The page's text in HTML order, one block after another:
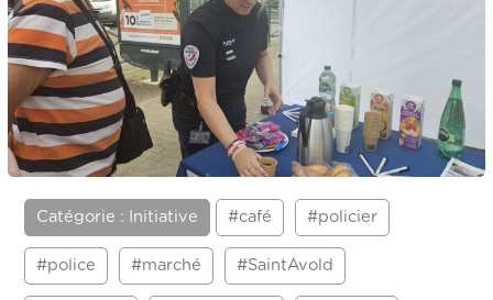
Catégorie : Initiative #café #policier
#police #marché #SaintAvold